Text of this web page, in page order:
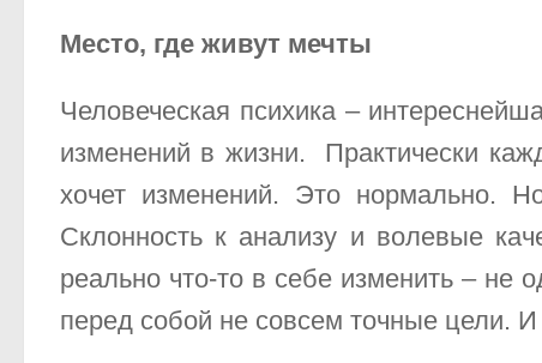
Место, где живут мечты
Человеческая психика –
изменений в жизни. Практически
хочет изменений. Это нормально.
Склонность к анализу и волевые
реально что-то в себе изменить – не
перед собой не совсем точные цели.